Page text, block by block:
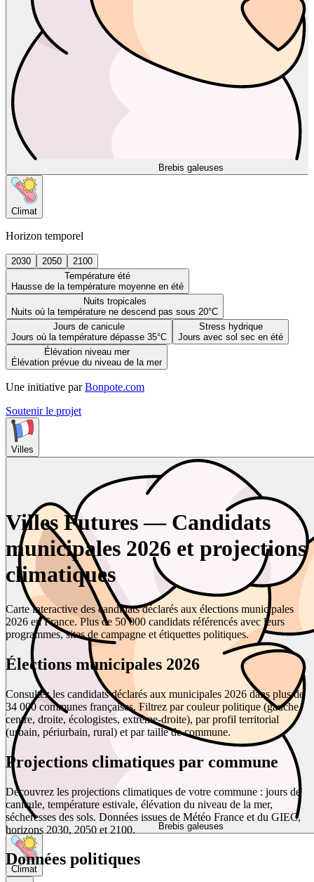
Brebis galeuses
Climat
Horizon temporel
2030 2050
2100
Température été
Hausse de la température moyenne en été
Nuits tropicales
Nuits où la température ne descend pas sous 20°C
Jours de canicule
Jours où la température dépasse 35°C
Stress hydrique
Jours avec sol sec en été
Élévation niveau mer
Élévation prévue du niveau de la mer
Une initiative par Bonpote.com
Soutenir le projet
Villes
Brebis galeuses
Climat
Villes Futures — Candidats
municipales 2026 et projections
climatiques
Carte interactive des candidats déclarés aux élections municipales
2026 en France. Plus de 50 000 candidats référencés avec leurs
programmes, sites de campagne et étiquettes politiques.
Élections municipales 2026
Consultez les candidats déclarés aux municipales 2026 dans plus de
34 000 communes françaises. Filtrez par couleur politique (gauche,
centre, droite, écologistes, extrême-droite), par profil territorial
(urbain, périurbain, rural) et par taille de commune.
Projections climatiques par commune
Découvrez les projections climatiques de votre commune : jours de
canicule, température estivale, élévation du niveau de la mer,
sécheresses des sols. Données issues de Météo France et du GIEC,
horizons 2030, 2050 et 2100.
Données politiques